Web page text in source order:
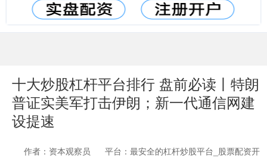
十大炒股杠杆平台排行 盘前必读丨特朗
普证实美军打击伊朗；新一代通信网建
设提速
作者：资本观察员
平台：最安全的杠杆炒股平台_股票配资开